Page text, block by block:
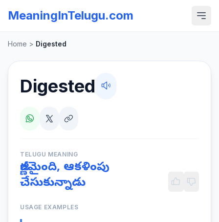
MeaningInTelugu.com
Home > Digested
Digested
TELUGU MEANING
జీర్ణమైంది, ఆకళింపు
చేసుకున్నాడు
USAGE EXAMPLES